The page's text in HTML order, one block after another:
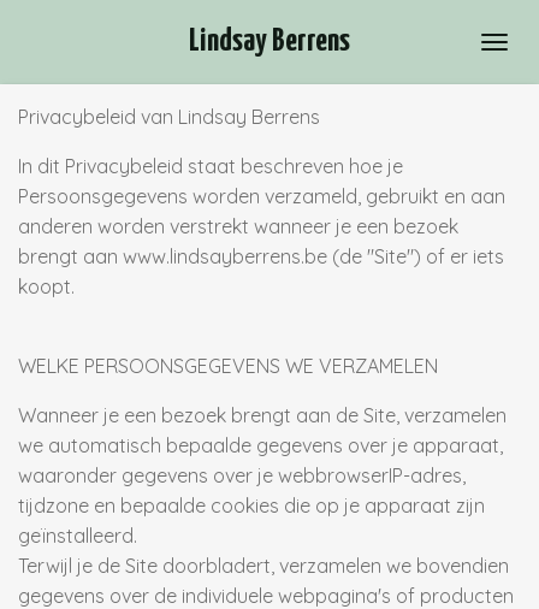
naar
de
Lindsay Berrens
Privacybeleid van Lindsay Berrens
In dit Privacybeleid staat beschreven hoe je
Persoonsgegevens worden verzameld, gebruikt en aan
anderen worden verstrekt wanneer je een bezoek
brengt aan www.lindsayberrens.be (de "Site") of er iets
koopt.
WELKE PERSOONSGEGEVENS WE VERZAMELEN
Wanneer je een bezoek brengt aan de Site, verzamelen
we automatisch bepaalde gegevens over je apparaat,
waaronder gegevens over je webbrowserIP-adres,
tijdzone en bepaalde cookies die op je apparaat zijn
geïnstalleerd.
Terwijl je de Site doorbladert, verzamelen we bovendien
gegevens over de individuele webpagina's of producten